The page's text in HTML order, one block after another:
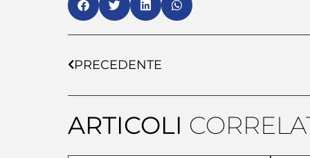
PRECEDENTE
ARTICOLI